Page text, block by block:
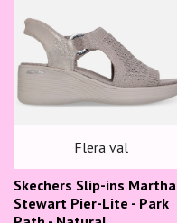
Flera val
Skechers Slip-ins Martha
Stewart Pier-Lite - Park